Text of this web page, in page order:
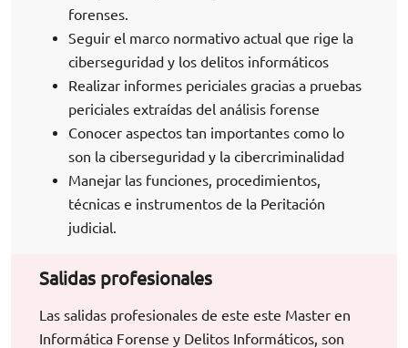
forenses.
Seguir el marco normativo actual que rige la
ciberseguridad y los delitos informáticos
Realizar informes periciales gracias a pruebas
periciales extraídas del análisis forense
Conocer aspectos tan importantes como lo
son la ciberseguridad y la cibercriminalidad
Manejar las funciones, procedimientos,
técnicas e instrumentos de la Peritación
judicial.
Salidas profesionales
Las salidas profesionales de este este Master en
Informática Forense y Delitos Informáticos, son